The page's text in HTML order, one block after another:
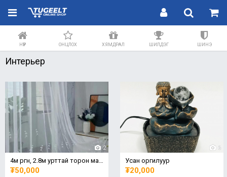
НҮҮР ОНЦЛОХ ХЯМДРАЛ ШИЛДЭГ ШИНЭ
Интерьер
2
4м өргөн, 2.8м урттай торон материалтай тюль
₮50,000
6
Усан оргилуур
₮20,000